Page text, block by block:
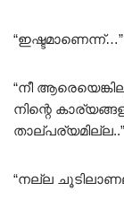
“ഇഷ്ടമാണെന്ന്…”
“നീ
നിന്റെ
താല്പര്യമില്ല..”
“നല്ല